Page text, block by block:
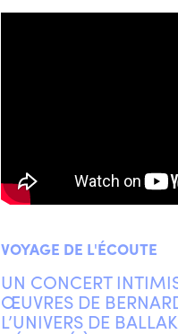
VOYAGE DE L'ÉCOUTE
UN CONCERT
ŒUVRES DE
L’UNIVERS DE